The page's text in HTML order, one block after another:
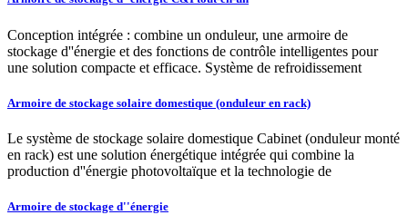
Conception intégrée : combine un onduleur, une armoire de
stockage d''énergie et des fonctions de contrôle intelligentes pour
une solution compacte et efficace. Système de refroidissement
Armoire de stockage solaire domestique (onduleur en rack)
Le système de stockage solaire domestique Cabinet (onduleur monté
en rack) est une solution énergétique intégrée qui combine la
production d''énergie photovoltaïque et la technologie de
Armoire de stockage d''énergie